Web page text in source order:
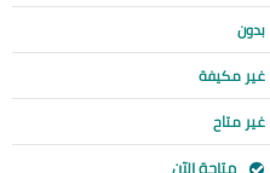
بدون
غير مكيفة
غير متاح